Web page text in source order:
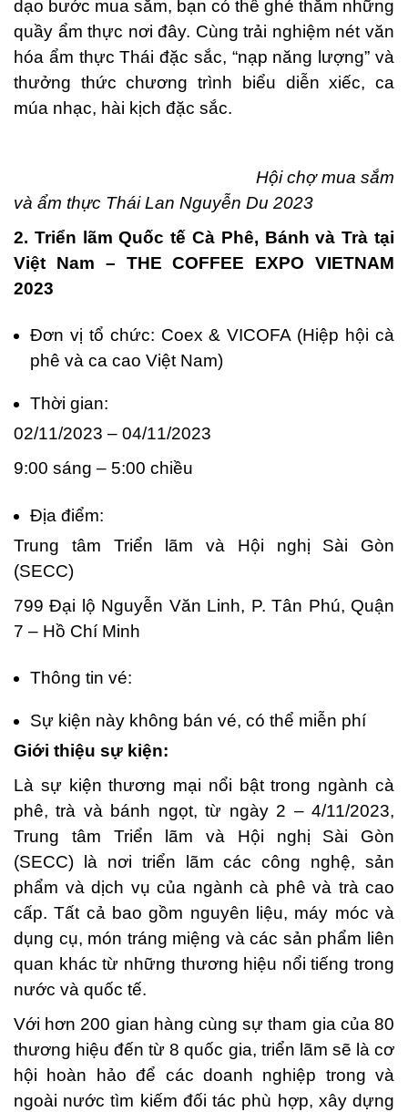
dạo bước mua sắm, bạn có thể ghé thăm những
quầy ẩm thực nơi đây. Cùng trải nghiệm nét văn
hóa ẩm thực Thái đặc sắc, “nạp năng lượng” và
thưởng thức chương trình biểu diễn xiếc, ca
múa nhạc, hài kịch đặc sắc.
Hội chợ mua sắm
và ẩm thực Thái Lan Nguyễn Du 2023
2. Triển lãm Quốc tế Cà Phê, Bánh và Trà tại
Việt Nam – THE COFFEE EXPO VIETNAM
2023
Đơn vị tổ chức: Coex & VICOFA (Hiệp hội cà
phê và ca cao Việt Nam)
Thời gian:
02/11/2023 – 04/11/2023
9:00 sáng – 5:00 chiều
Địa điểm:
Trung tâm Triển lãm và Hội nghị Sài Gòn
(SECC)
799 Đại lộ Nguyễn Văn Linh, P. Tân Phú, Quận
7 – Hồ Chí Minh
Thông tin vé:
Sự kiện này không bán vé, có thể miễn phí
Giới thiệu sự kiện:
Là sự kiện thương mại nổi bật trong ngành cà
phê, trà và bánh ngọt, từ ngày 2 – 4/11/2023,
Trung tâm Triển lãm và Hội nghị Sài Gòn
(SECC) là nơi triển lãm các công nghệ, sản
phẩm và dịch vụ của ngành cà phê và trà cao
cấp. Tất cả bao gồm nguyên liệu, máy móc và
dụng cụ, món tráng miệng và các sản phẩm liên
quan khác từ những thương hiệu nổi tiếng trong
nước và quốc tế.
Với hơn 200 gian hàng cùng sự tham gia của 80
thương hiệu đến từ 8 quốc gia, triển lãm sẽ là cơ
hội hoàn hảo để các doanh nghiệp trong và
ngoài nước tìm kiếm đối tác phù hợp, xây dựng